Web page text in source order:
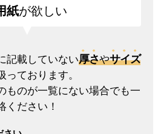
紙が欲しい
記載していない厚さやサイズ
っております。
ものが一覧にない場合でも一
ください！